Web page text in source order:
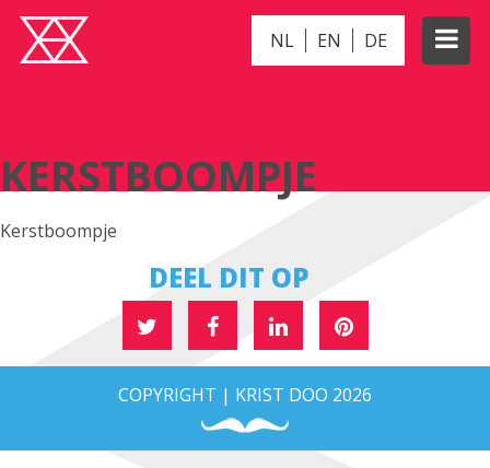
NL EN DE
KERSTBOOMPJE
Kerstboompje
DEEL DIT OP
COPYRIGHT | KRIST DOO 2026